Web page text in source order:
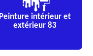
Peinture intérieur et
extérieur 83